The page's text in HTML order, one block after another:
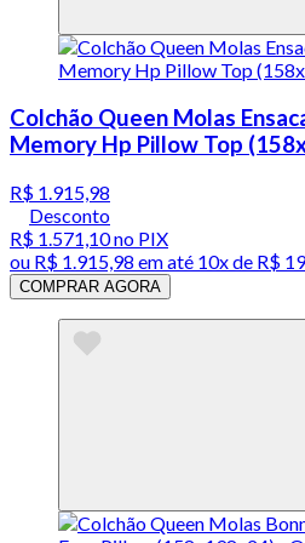
Colchão Queen Molas
Memory Hp Pillow Top
R$ 1.915,98
Desconto
R$ 1.571,10no PIX
ou R$ 1.915,98 em até 10x de R$
COMPRAR AGORA